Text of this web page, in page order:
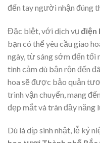
đến tay người nhận đúng
Đặc biệt, với dịch vụ điện
bạn có thể yêu cầu giao
ngày, từ sáng sớm đến tối
tình cảm dù bận rộn đến
hoa sẽ được bảo quản
trình vận chuyển, mang
đẹp mắt và tràn đầy năng
Dù là dịp sinh nhật, lễ kỷ